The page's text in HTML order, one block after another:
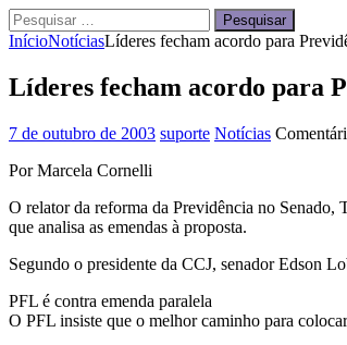
Pesquisar
por:
InícioNotíciasLíderes fecham acordo para
Líderes fecham acordo para
7 de outubro de 2003 suporte Notícias
Por Marcela Cornelli
O relator da reforma da Previdência no Senado,
que analisa as emendas à proposta.
Segundo o presidente da CCJ, senador Edson
PFL é contra emenda paralela
O PFL insiste que o melhor caminho para